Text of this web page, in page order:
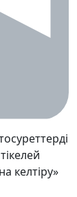
келтіру»